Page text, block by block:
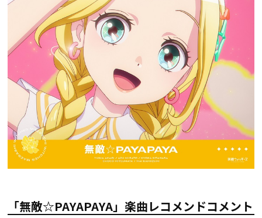
「無敵☆PAYAPAYA」楽曲レコメンドコメント